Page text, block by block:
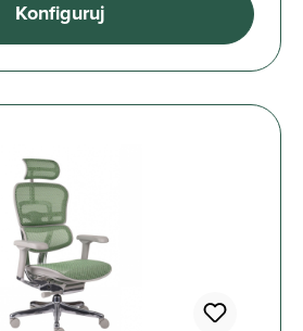
Konfiguruj